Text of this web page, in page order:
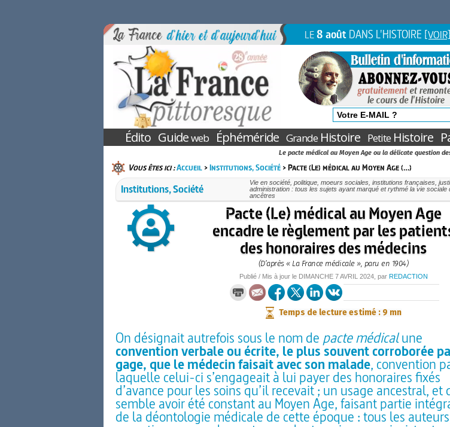
LE8 août DANS L'HISTOIRE [VOIR]
Édito Guideweb Éphéméride GrandeHistoire PetiteHistoire
Le pacte médical au Moyen Age ou la délicate question
Vous êtes ici :Accueil>Institutions, Société> Pacte (Le) médical au Moyen Age (…)
Institutions, Société
Vie en société, politique, moeurs sociales, institutions françaises,
administration : tous les sujets ayant marqué et rythmé la vie sociale
ancêtres
Pacte (Le) médical au Moyen Age
encadre le règlement par les
des honoraires des médecins
(D’après « La France médicale », paru en 1904)
Publié / Mis à jour le DIMANCHE 7 AVRIL 2024, par REDACTION
Temps de lecture estimé : 9 mn
On désignait autrefois sous le nom de pacte médicalune
convention verbale ou écrite, le plus souvent corroborée
gage, que le médecin faisait avec son malade, convention
laquelle celui-ci s’engageait à lui payer des honoraires fixés
d’avance pour les soins qu’il recevait ; un usage ancestral, et
semble avoir été constant au Moyen Age, faisant partie
de la déontologie médicale de cette époque : tous les